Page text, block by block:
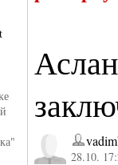
28.10.